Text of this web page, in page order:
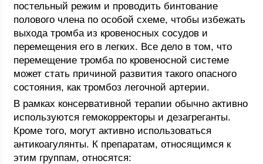
постельный режим и проводить бинтование
полового члена по особой схеме, чтобы избежать
выхода тромба из кровеносных сосудов и
перемещения его в легких. Все дело в том, что
перемещение тромба по кровеносной системе
может стать причиной развития такого опасного
состояния, как тромбоз легочной артерии.
В рамках консервативной терапии обычно активно
используются гемокорректоры и дезагреганты.
Кроме того, могут активно использоваться
антикоагулянты. К препаратам, относящимся к
этим группам, относятся: